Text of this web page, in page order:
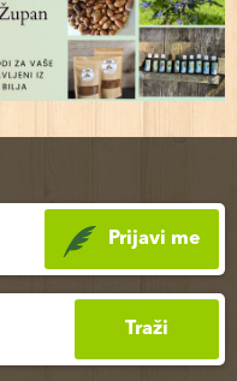
Prijavi me
Traži